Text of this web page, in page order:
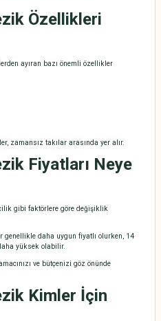
Özellikleri
ayıran bazı önemli özellikler
zamansız takılar arasında yer alır.
Fiyatları Neye
gibi faktörlere göre değişiklik
genellikle daha uygun fiyatlı olurken, 14
yüksek olabilir.
ve bütçenizi göz önünde
Kimler İçin